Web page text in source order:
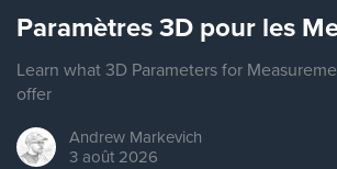
Paramètres 3D pour les
Learn what 3D Parameters for
offer
Andrew Markevich
3 août 2026